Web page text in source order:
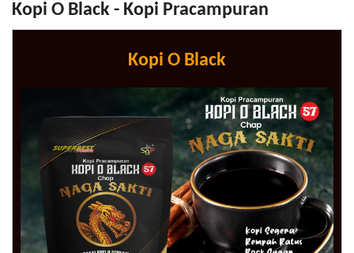
Kopi O Black - Kopi Pracampuran
Kopi O Black